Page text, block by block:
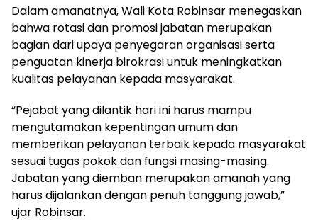
Dalam amanatnya, Wali Kota Robinsar menegaskan
bahwa rotasi dan promosi jabatan merupakan
bagian dari upaya penyegaran organisasi serta
penguatan kinerja birokrasi untuk meningkatkan
kualitas pelayanan kepada masyarakat.
“Pejabat yang dilantik hari ini harus mampu
mengutamakan kepentingan umum dan
memberikan pelayanan terbaik kepada masyarakat
sesuai tugas pokok dan fungsi masing-masing.
Jabatan yang diemban merupakan amanah yang
harus dijalankan dengan penuh tanggung jawab,”
ujar Robinsar.